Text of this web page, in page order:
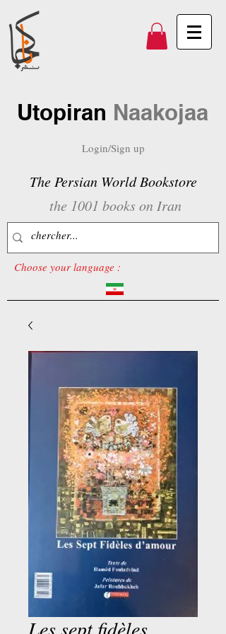
Utopiran Naakojaa
Login/Sign up
The Persian World Bookstore
the 1001 books on Iran
Choose your language :
Les sept fidèles